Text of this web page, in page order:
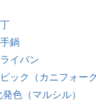
鍋
イパン
ック（カニフォーク
色（マルシル）